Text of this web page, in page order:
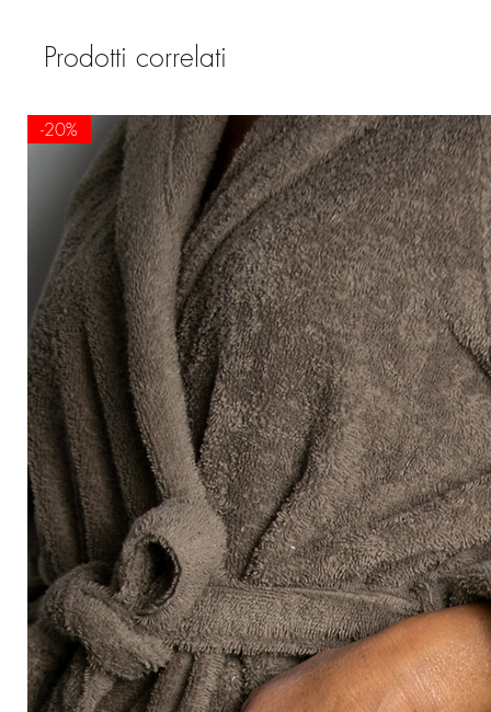
Prodotti correlati
-20%